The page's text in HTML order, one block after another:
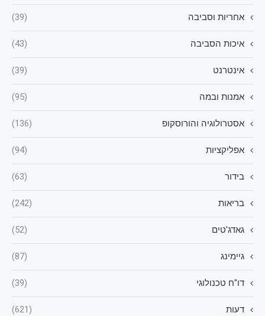
אחריות וסביבה (39)
איכות הסביבה (43)
אינטרנט (39)
אמנות ובמה (95)
אסטרולוגיה והורוסקופ (136)
אפליקציות (94)
בידור (63)
בריאות (242)
גאדג'טים (52)
גיימינג (87)
דו"ח טכנולוגי (39)
דעות (621)